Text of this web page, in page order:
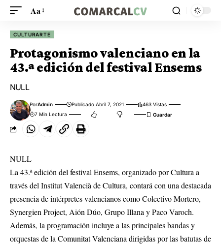
Aa
CULTURARTE
Protagonismo valenciano en la
43.ª edición del festival Ensems
NULL
PorAdmin Publicado Abril 7, 2021
463 Vistas
7 Min Lectura
NULL
La 43.ª edición del festival Ensems, organizado por Cultura a
través del Institut Valencià de Cultura, contará con una destacada
presencia de intérpretes valencianos como Colectivo Mortero,
Synergien Project, Aión Dúo, Grupo Illana y Paco Varoch.
Además, la programación incluye a las principales bandas y
orquestas de la Comunitat Valenciana dirigidas por las batutas de